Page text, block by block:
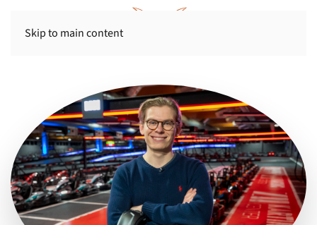
Skip to main content